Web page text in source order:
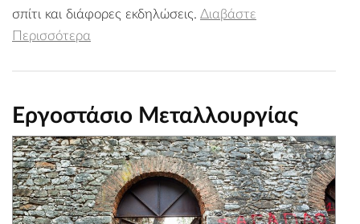
σπίτι και διάφορες εκδηλώσεις. Διαβάστε
Περισσότερα
Εργοστάσιο Μεταλλουργίας